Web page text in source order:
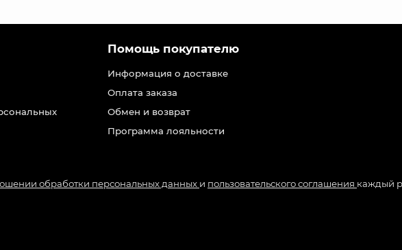
Помощь покупателю
Информация о доставке
Оплата заказа
Обмен и возврат
Программа лояльности
обработки персональных данных и пользовательского соглашения каждый